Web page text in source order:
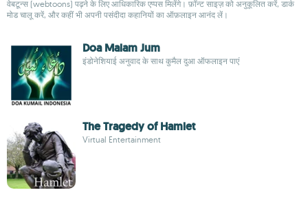
वेबटून्स (webtoons) पढ़ने के लिए आधिकारिक एप्पस मिलेंगे। फ़ॉन्ट साइज़ को अनुकूलित करें, डार्क
मोड चालू करें, और कहीं भी अपनी पसंदीदा कहानियों का ऑफ़लाइन आनंद लें।
Doa Malam Jum
इंडोनेशियाई अनुवाद के साथ कुमैल दुआ ऑफलाइन पाएं
The Tragedy of Hamlet
Virtual Entertainment